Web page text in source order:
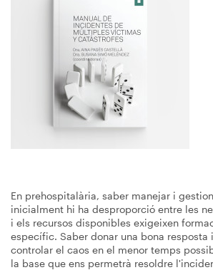
En prehospitalària, saber manejar i
inicialment hi ha desproporció entre les
i els recursos disponibles exigeixen
específic. Saber donar una bona
controlar el caos en el menor temps
la base que ens permetrà resoldre